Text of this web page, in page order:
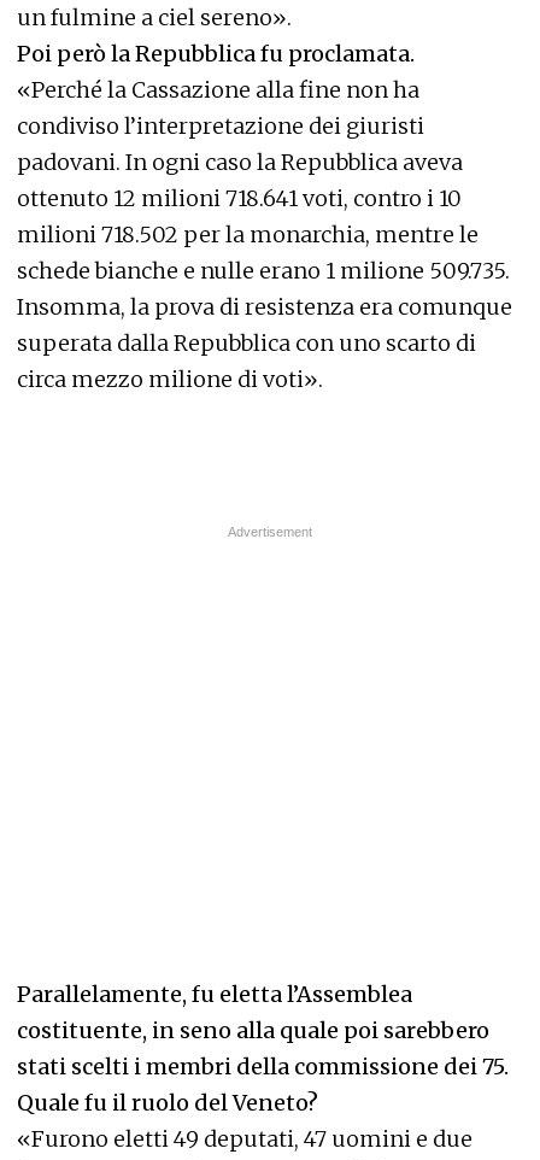
un fulmine a ciel sereno».
Poi però la Repubblica fu proclamata.
«Perché la Cassazione alla fine non ha
condiviso l’interpretazione dei giuristi
padovani. In ogni caso la Repubblica aveva
ottenuto 12 milioni 718.641 voti, contro i 10
milioni 718.502 per la monarchia, mentre le
schede bianche e nulle erano 1 milione 509.735.
Insomma, la prova di resistenza era comunque
superata dalla Repubblica con uno scarto di
circa mezzo milione di voti».
Parallelamente, fu eletta l’Assemblea
costituente, in seno alla quale poi sarebbero
stati scelti i membri della commissione dei 75.
Quale fu il ruolo del Veneto?
«Furono eletti 49 deputati, 47 uomini e due